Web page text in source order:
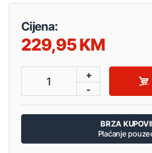
Cijena:
229,95
1
+
-
BRZA
Plaćanje